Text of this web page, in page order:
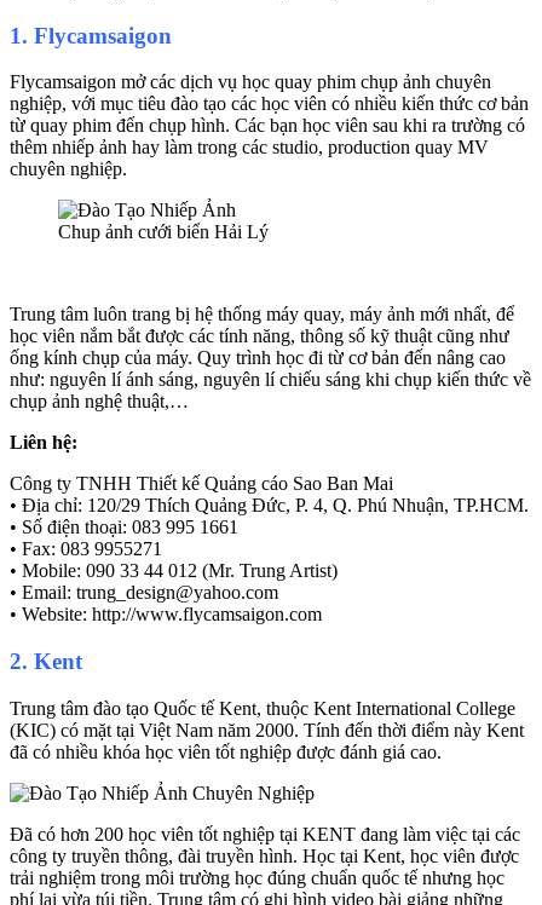
1. Flycamsaigon
Flycamsaigon mở các dịch vụ học quay phim chụp ảnh chuyên
nghiệp, với mục tiêu đào tạo các học viên có nhiều kiến thức cơ bản
từ quay phim đến chụp hình. Các bạn học viên sau khi ra trường có
thêm nhiếp ảnh hay làm trong các studio, production quay MV
chuyên nghiệp.
Chup ảnh cưới biển Hải Lý
Trung tâm luôn trang bị hệ thống máy quay, máy ảnh mới nhất, để
học viên nắm bắt được các tính năng, thông số kỹ thuật cũng như
ống kính chụp của máy. Quy trình học đi từ cơ bản đến nâng cao
như: nguyên lí ánh sáng, nguyên lí chiếu sáng khi chụp kiến thức về
chụp ảnh nghệ thuật,…
Liên hệ:
Công ty TNHH Thiết kế Quảng cáo Sao Ban Mai
• Địa chỉ: 120/29 Thích Quảng Đức, P. 4, Q. Phú Nhuận, TP.HCM.
• Số điện thoại: 083 995 1661
• Fax: 083 9955271
• Mobile: 090 33 44 012 (Mr. Trung Artist)
• Email: trung_design@yahoo.com
• Website: http://www.flycamsaigon.com
2. Kent
Trung tâm đào tạo Quốc tế Kent, thuộc Kent International College
(KIC) có mặt tại Việt Nam năm 2000. Tính đến thời điểm này Kent
đã có nhiều khóa học viên tốt nghiệp được đánh giá cao.
Đã có hơn 200 học viên tốt nghiệp tại KENT đang làm việc tại các
công ty truyền thông, đài truyền hình. Học tại Kent, học viên được
trải nghiệm trong môi trường học đúng chuẩn quốc tế nhưng học
phí lại vừa túi tiền. Trung tâm có ghi hình video bài giảng những